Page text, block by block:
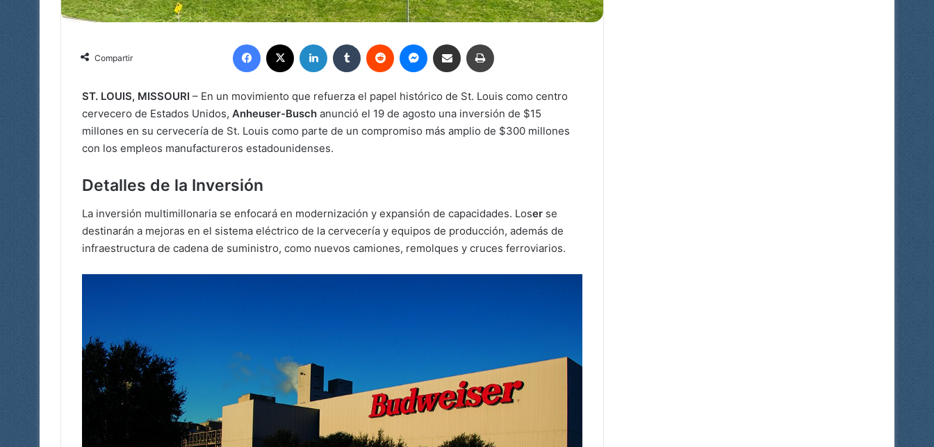
Compartir
Facebook LinkedIn Tumblr Reddit MessengerCompartir por correo electrónico
ST. LOUIS, MISSOURI – En un movimiento que refuerza el papel histórico de St. Louis como centro
cervecero de Estados Unidos, Anheuser-Busch anunció el 19 de agosto una inversión de $15
millones en su cervecería de St. Louis como parte de un compromiso más amplio de $300 millones
con los empleos manufactureros estadounidenses.
Detalles de la Inversión
La inversión multimillonaria se enfocará en modernización y expansión de capacidades. Loser se
destinarán a mejoras en el sistema eléctrico de la cervecería y equipos de producción, además de
infraestructura de cadena de suministro, como nuevos camiones, remolques y cruces ferroviarios.